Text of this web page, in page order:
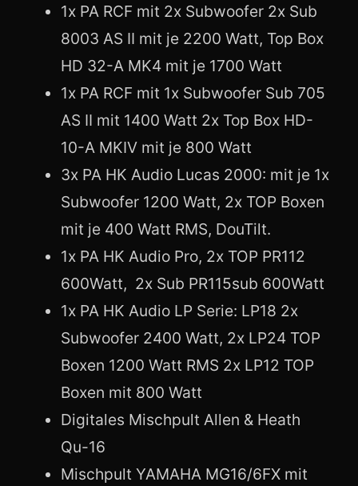
1x PA RCF mit 2x Subwoofer 2x Sub
8003 AS II mit je 2200 Watt, Top Box
HD 32-A MK4 mit je 1700 Watt
1x PA RCF mit 1x Subwoofer Sub 705
AS II mit 1400 Watt 2x Top Box HD-
10-A MKIV mit je 800 Watt
3x PA HK Audio Lucas 2000: mit je 1x
Subwoofer 1200 Watt, 2x TOP Boxen
mit je 400 Watt RMS, DouTilt.
1x PA HK Audio Pro, 2x TOP PR112
600Watt, 2x Sub PR115sub 600Watt
1x PA HK Audio LP Serie: LP18 2x
Subwoofer 2400 Watt, 2x LP24 TOP
Boxen 1200 Watt RMS 2x LP12 TOP
Boxen mit 800 Watt
Digitales Mischpult Allen & Heath
Qu-16
Mischpult YAMAHA MG16/6FX mit